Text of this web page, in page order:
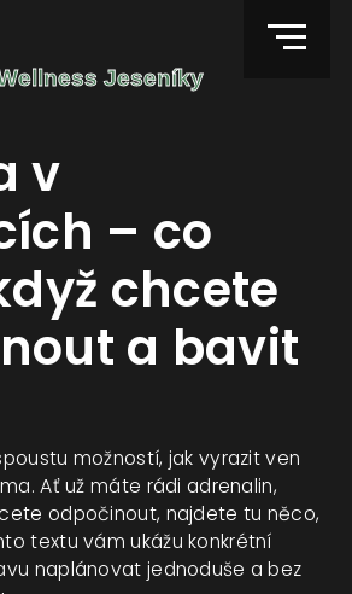
v
– co
chcete
a bavit
možností, jak vyrazit ven
Ať už máte rádi adrenalin,
odpočinout, najdete tu něco,
textu vám ukážu konkrétní
naplánovat jednoduše a bez